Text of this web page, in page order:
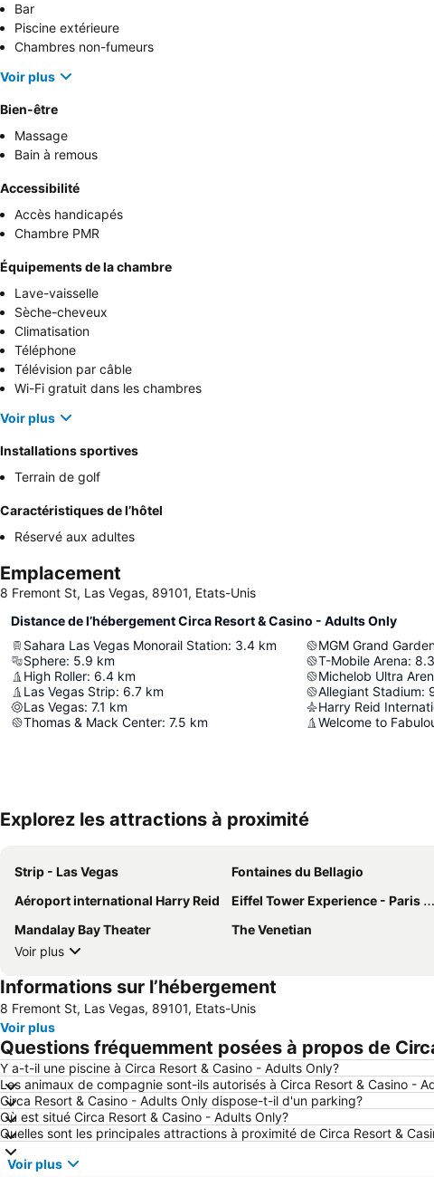
Bar
Piscine extérieure
Chambres non-fumeurs
Voir plus
Bien-être
Massage
Bain à remous
Accessibilité
Accès handicapés
Chambre PMR
Équipements de la chambre
Lave-vaisselle
Sèche-cheveux
Climatisation
Téléphone
Télévision par câble
Wi-Fi gratuit dans les chambres
Voir plus
Installations sportives
Terrain de golf
Caractéristiques de l’hôtel
Réservé aux adultes
Emplacement
8 Fremont St, Las Vegas, 89101, Etats-Unis
Distance de l’hébergement Circa Resort & Casino - Adults Only
Sahara Las Vegas Monorail Station: 3.4 km
Sphere: 5.9 km
High Roller: 6.4 km
Las Vegas Strip: 6.7 km
Las Vegas: 7.1 km
Thomas & Mack Center: 7.5 km
MGM Grand
T-Mobile Arena: 8.3
Michelob Ultra
Allegiant Stadium:
Harry Reid
Welcome to
Explorez les attractions à proximité
Strip - Las Vegas Fontaines du Bellagio
Aéroport international Harry Reid
Eiffel Tower Experience - Paris Las Vegas
Mandalay Bay Theater
The Venetian
Voir plus
Informations sur l’hébergement
8 Fremont St, Las Vegas, 89101, Etats-Unis
Voir plus
Questions fréquemment posées à propos de
Y a-t-il une piscine à Circa Resort & Casino - Adults Only?
Les animaux de compagnie sont-ils autorisés à Circa Resort & Casino -
Circa Resort & Casino - Adults Only dispose-t-il d'un parking?
Où est situé Circa Resort & Casino - Adults Only?
Quelles sont les principales attractions à proximité de Circa Resort &
Voir plus